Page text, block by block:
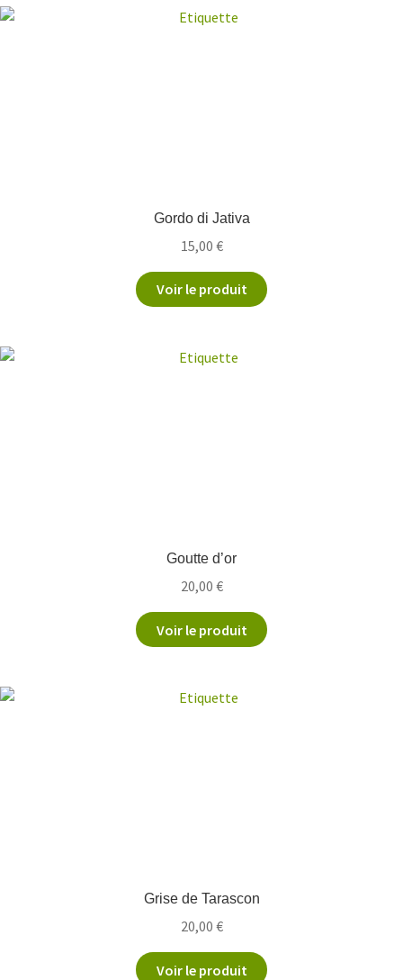
Gordo di Jativa
15,00 €
Voir le produit
Goutte d’or
20,00 €
Voir le produit
Grise de Tarascon
20,00 €
Voir le produit